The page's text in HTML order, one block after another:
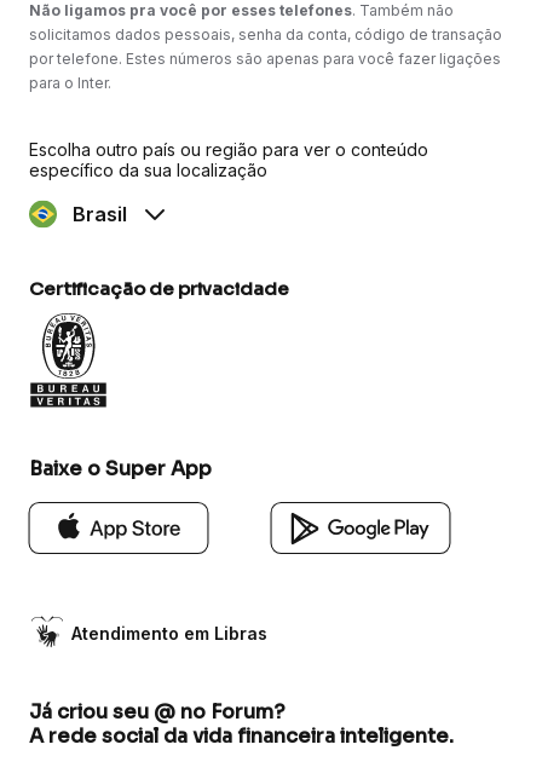
Não ligamos pra você por esses telefones. Também não
solicitamos dados pessoais, senha da conta, código de transação
por telefone. Estes números são apenas para você fazer ligações
para o Inter.
Escolha outro país ou região para ver o conteúdo
específico da sua localização
Brasil
Certificação de privacidade
Baixe o Super App
Atendimento em Libras
Já criou seu @ no Forum?
A rede social da vida financeira inteligente.